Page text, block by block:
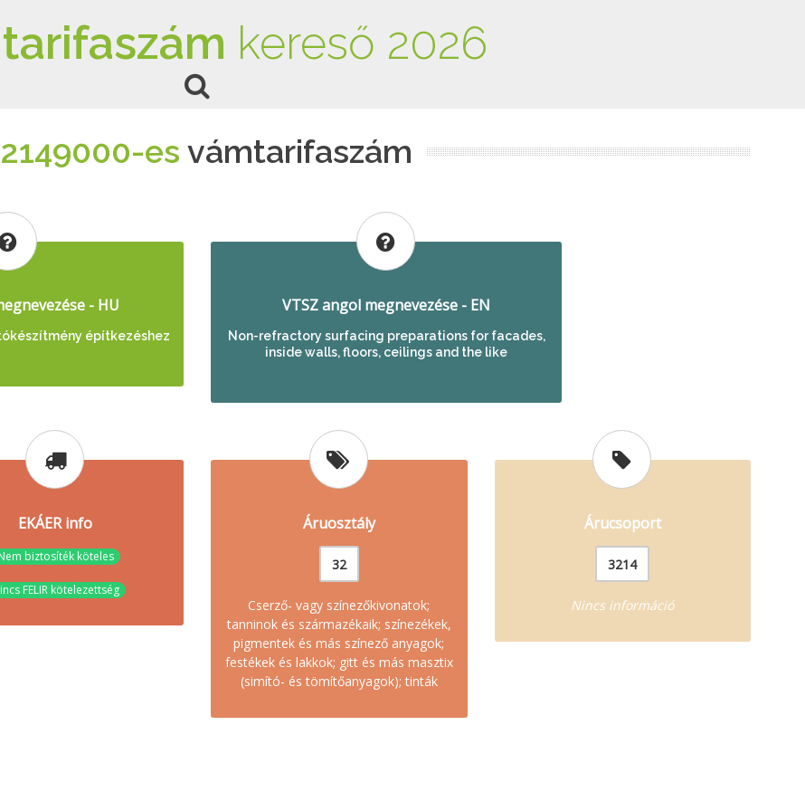
kereső 2026
es vámtarifaszám
- HU
építkezéshez
VTSZ angol megnevezése - EN
Non-refractory surfacing preparations for facades,
inside walls, floors, ceilings and the like
EKÁER info
biztosíték köteles
FELIR kötelezettség
Áruosztály
32
Cserző- vagy színezőkivonatok;
tanninok és származékaik; színezékek,
pigmentek és más színező anyagok;
festékek és lakkok; gitt és más masztix
(simító- és tömítőanyagok); tinták
Árucsoport
3214
Nincs információ